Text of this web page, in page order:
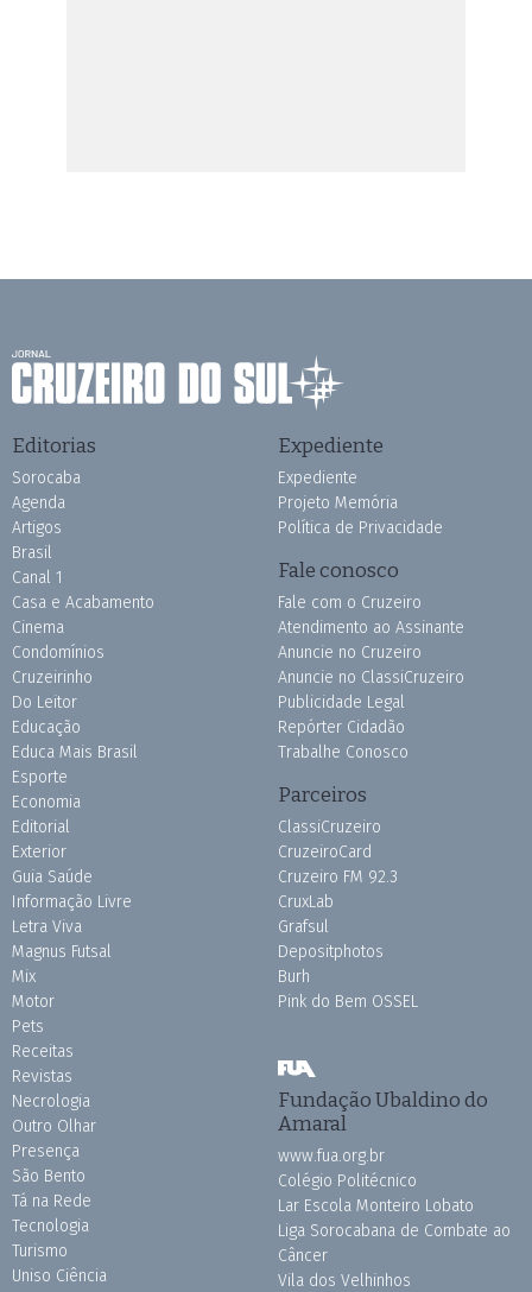
Editorias
Sorocaba
Agenda
Artigos
Brasil
Canal 1
Casa e Acabamento
Cinema
Condomínios
Cruzeirinho
Do Leitor
Educação
Educa Mais Brasil
Esporte
Economia
Editorial
Exterior
Guia Saúde
Informação Livre
Letra Viva
Magnus Futsal
Mix
Motor
Pets
Receitas
Revistas
Necrologia
Outro Olhar
Presença
São Bento
Tá na Rede
Tecnologia
Turismo
Uniso Ciência
Expediente
Expediente
Projeto Memória
Política de Privacidade
Fale conosco
Fale com o Cruzeiro
Atendimento ao Assinante
Anuncie no Cruzeiro
Anuncie no ClassiCruzeiro
Publicidade Legal
Repórter Cidadão
Trabalhe Conosco
Parceiros
ClassiCruzeiro
CruzeiroCard
Cruzeiro FM 92.3
CruxLab
Grafsul
Depositphotos
Burh
Pink do Bem OSSEL
Fundação Ubaldino do
Amaral
www.fua.org.br
Colégio Politécnico
Lar Escola Monteiro Lobato
Liga Sorocabana de Combate ao
Câncer
Vila dos Velhinhos